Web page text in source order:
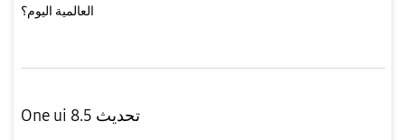
العالمية اليوم؟
One ui 8.5 تحديث